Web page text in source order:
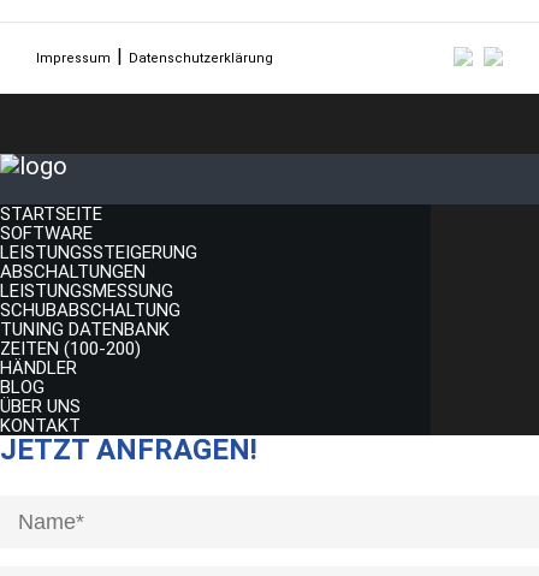
Impressum Datenschutzerklärung
STARTSEITE
SOFTWARE
LEISTUNGSSTEIGERUNG
ABSCHALTUNGEN
LEISTUNGSMESSUNG
SCHUBABSCHALTUNG
TUNING DATENBANK
ZEITEN (100-200)
HÄNDLER
BLOG
ÜBER UNS
KONTAKT
JETZT ANFRAGEN!